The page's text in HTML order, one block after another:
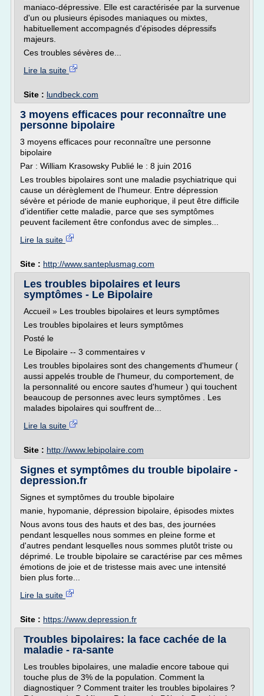
maniaco-dépressive. Elle est caractérisée par la survenue
d'un ou plusieurs épisodes maniaques ou mixtes,
habituellement accompagnés d'épisodes dépressifs
majeurs.
Ces troubles sévères de...
Lire la suite
Site : lundbeck.com
3 moyens efficaces pour reconnaître une
personne bipolaire
3 moyens efficaces pour reconnaître une personne
bipolaire
Par : William Krasowsky Publié le : 8 juin 2016
Les troubles bipolaires sont une maladie psychiatrique qui
cause un dérèglement de l'humeur. Entre dépression
sévère et période de manie euphorique, il peut être difficile
d'identifier cette maladie, parce que ses symptômes
peuvent facilement être confondus avec de simples...
Lire la suite
Site : http://www.santeplusmag.com
Les troubles bipolaires et leurs
symptômes - Le Bipolaire
Accueil » Les troubles bipolaires et leurs symptômes
Les troubles bipolaires et leurs symptômes
Posté le
Le Bipolaire -- 3 commentaires v
Les troubles bipolaires sont des changements d'humeur (
aussi appelés trouble de l'humeur, du comportement, de
la personnalité ou encore sautes d'humeur ) qui touchent
beaucoup de personnes avec leurs symptômes . Les
malades bipolaires qui souffrent de...
Lire la suite
Site : http://www.lebipolaire.com
Signes et symptômes du trouble bipolaire -
depression.fr
Signes et symptômes du trouble bipolaire
manie, hypomanie, dépression bipolaire, épisodes mixtes
Nous avons tous des hauts et des bas, des journées
pendant lesquelles nous sommes en pleine forme et
d'autres pendant lesquelles nous sommes plutôt triste ou
déprimé. Le trouble bipolaire se caractérise par ces mêmes
émotions de joie et de tristesse mais avec une intensité
bien plus forte...
Lire la suite
Site : https://www.depression.fr
Troubles bipolaires: la face cachée de la
maladie - ra-sante
Les troubles bipolaires, une maladie encore taboue qui
touche plus de 3% de la population. Comment la
diagnostiquer ? Comment traiter les troubles bipolaires ?